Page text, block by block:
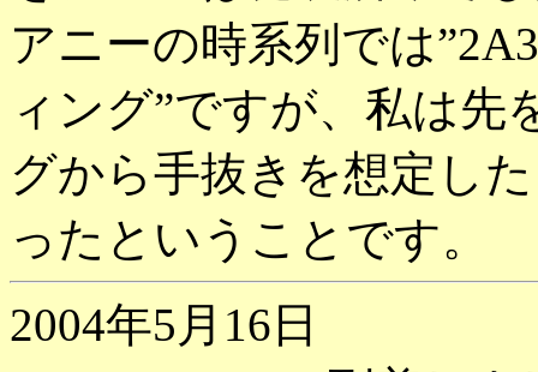
アニーの時系列では
ィング”ですが、私は先
グから手抜きを想定し
ったということです。
2004年5月16日